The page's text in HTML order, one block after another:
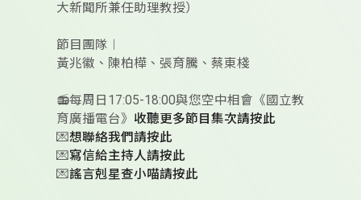
大新聞所兼任助理教授）
節目團隊︱
黃兆徽、陳柏樺、張育騰、蔡東棧
📻每周日17:05-18:00與您空中相會《國立教
育廣播電台》 收聽更多節目集次請按此
💌想聯絡我們請按此
💌寫信給主持人請按此
💌謠言剋星查小喵請按此